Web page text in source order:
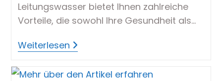
Leitungswasser bietet Ihnen zahlreiche
Vorteile, die sowohl Ihre Gesundheit als…
WeiterlesenDie
Vorteile
Leitungswasser